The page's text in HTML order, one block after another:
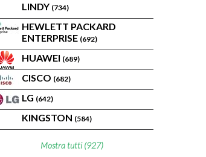
LINDY (734)
HEWLETT PACKARD
ENTERPRISE (692)
HUAWEI (689)
CISCO (682)
LG (642)
KINGSTON (584)
Mostra tutti (927)